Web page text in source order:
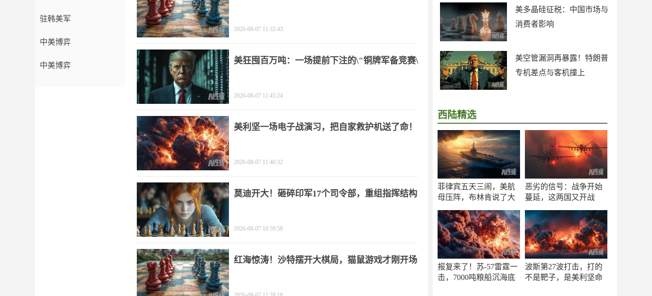
美多晶硅征税：中国市场与
消费者影响
美空管漏洞再暴露！特朗普
专机差点与客机撞上
西陆精选
菲律宾五天三闹，美航
母压阵，布林肯说了大
恶劣的信号：战争开始
蔓延，这两国又开战
报复来了！苏-57雷霆一
击，7000吨粮船沉海底
波斯第27波打击，打的
不是靶子，是美利坚命
驻韩美军
中美博弈
中美博弈
2026-08-07 11:32:43
美狂囤百万吨：一场提前下注的\"铜牌军备竞赛\"
2026-08-07 11:45:24
美利坚一场电子战演习，把自家救护机送了命！
2026-08-07 11:40:32
莫迪开大！砸碎印军17个司令部，重组指挥结构
2026-08-07 10:59:58
红海惊涛！沙特摆开大棋局，猫鼠游戏才刚开场